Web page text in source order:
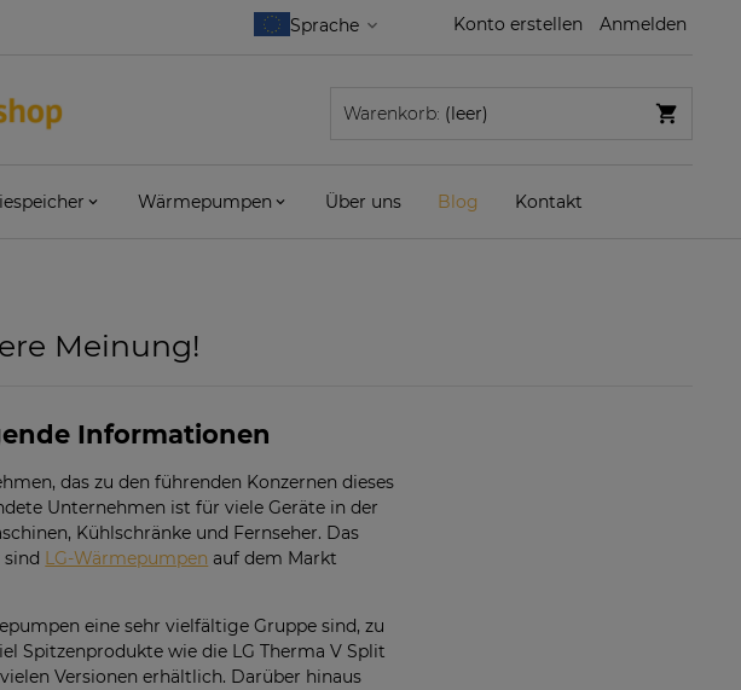
Konto erstellen Anmelden
Warenkorb: (leer)
Wärmepumpen Über uns Blog Kontakt
Meinung!
Informationen
das zu den führenden Konzernen dieses
Unternehmen ist für viele Geräte in der
Kühlschränke und Fernseher. Das
LG-Wärmepumpen auf dem Markt
eine sehr vielfältige Gruppe sind, zu
Spitzenprodukte wie die LG Therma V Split
Versionen erhältlich. Darüber hinaus